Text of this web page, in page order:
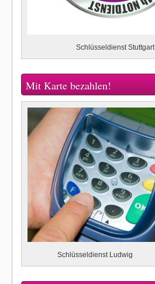
Schlüsseldienst Stuttgart
Mit Karte bezahlen!
Schlüsseldienst Ludwig